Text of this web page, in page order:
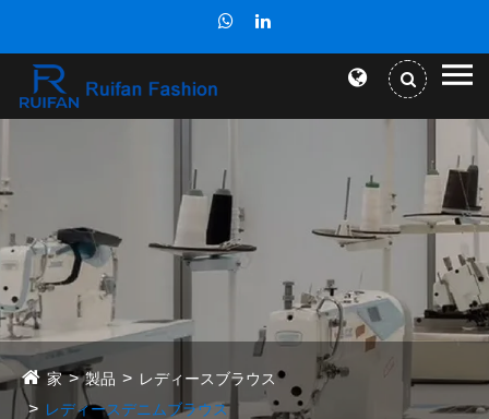
家 製品
レディースブラウス
レディースデニムブラウス